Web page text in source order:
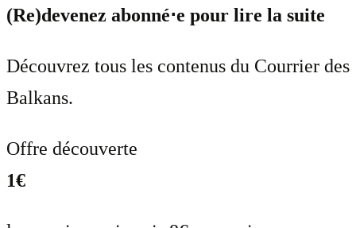
(Re)devenez abonné⋅e pour lire la suite
Découvrez tous les contenus du Courrier des
Balkans.
Offre découverte
1€